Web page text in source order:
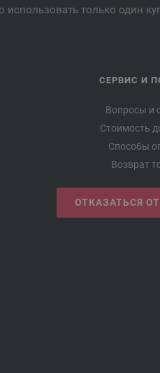
использовать только один
СЕРВИС И
Вопросы и
Стоимость
Способы
Возврат
ОТКАЗАТЬСЯ